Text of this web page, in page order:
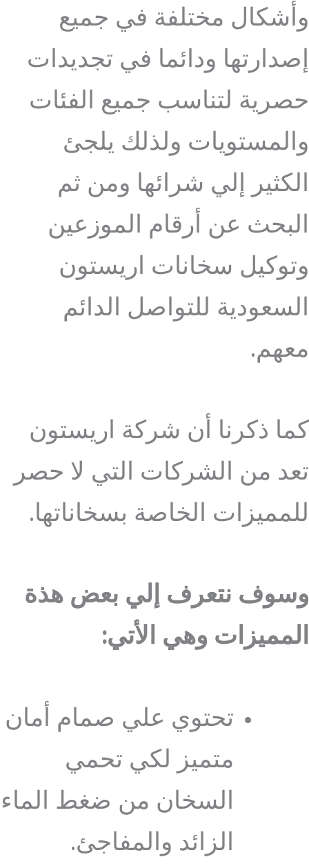
وأشكال مختلفة في جميع
إصدارتها ودائما في تجديدات
حصرية لتناسب جميع الفئات
والمستويات ولذلك يلجئ
الكثير إلي شرائها ومن ثم
البحث عن أرقام الموزعين
وتوكيل سخانات اريستون
السعودية للتواصل الدائم
معهم.
كما ذكرنا أن شركة اريستون
تعد من الشركات التي لا حصر
للمميزات الخاصة بسخاناتها.
وسوف نتعرف إلي بعض هذة
المميزات وهي الأتي:
تحتوي علي صمام أمان
متميز لكي تحمي
السخان من ضغط الماء
الزائد والمفاجئ.